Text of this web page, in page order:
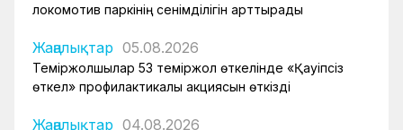
локомотив паркінің сенімділігін арттырады
Жаңалықтар 05.08.2026
Теміржолшылар 53 теміржол өткелінде «Қауіпсіз
өткел» профилактикалық акциясын өткізді
Жаңалықтар 04.08.2026